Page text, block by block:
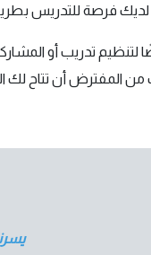
لديك فرصة للتدريس
تدريب أو
من المفترض أن تتاح لك
يسرنا